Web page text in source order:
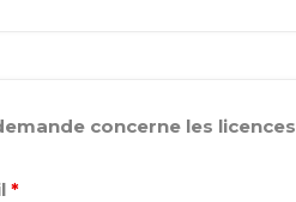
concerne les licences
*